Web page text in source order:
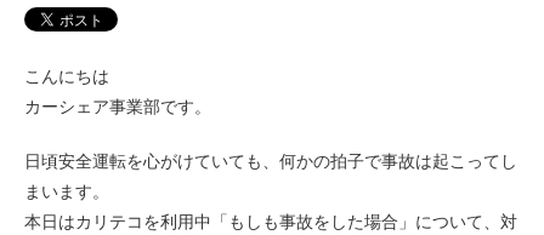
カーシェアリングとは
コストシミュレーション
モデルコース
こんにちは
カーシェア事業部です。
日頃安全運転を心がけていても、何かの拍子で事故は起こってし
まいます。
本日はカリテコを利用中「もしも事故をした場合」について、対